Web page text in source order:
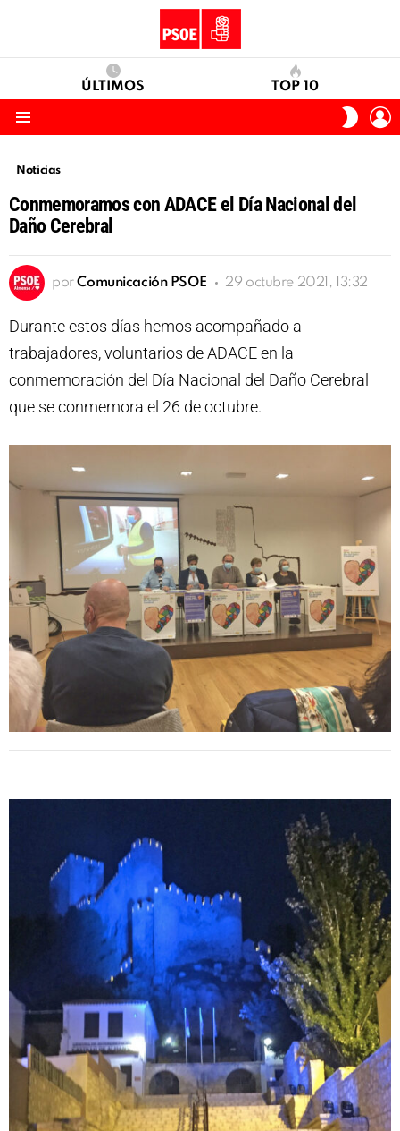
ÚLTIMOS TOP 10
SKIN
Noticias
Conmemoramos con ADACE el Día Nacional del
Daño Cerebral
por Comunicación PSOE 29 octubre 2021, 13:32
Durante estos días hemos acompañado a
trabajadores, voluntarios de ADACE en la
conmemoración del Día Nacional del Daño Cerebral
que se conmemora el 26 de octubre.